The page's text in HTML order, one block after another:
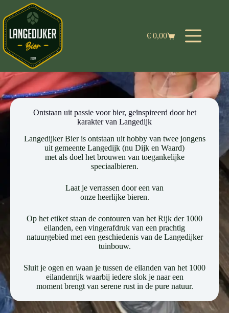
€ 0,00
Ontstaan uit passie voor bier, geïnspireerd door het
karakter van Langedijk
Langedijker Bier is ontstaan uit hobby van twee jongens
uit gemeente Langedijk (nu Dijk en Waard)
met als doel het brouwen van toegankelijke
speciaalbieren.
Laat je verrassen door een van
onze heerlijke bieren.
Op het etiket staan de contouren van het Rijk der 1000
eilanden, een vingerafdruk van een prachtig
natuurgebied met een geschiedenis van de Langedijker
tuinbouw.
Sluit je ogen en waan je tussen de eilanden van het 1000
eilandenrijk waarbij iedere slok je naar een
moment brengt van serene rust in de pure natuur.